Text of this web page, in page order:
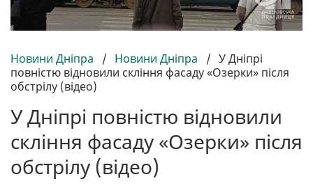
Новини Дніпра / Новини Дніпра / У Дніпрі
повністю відновили скління фасаду «Озерки» після
обстрілу (відео)
У Дніпрі повністю відновили
скління фасаду «Озерки» після
обстрілу (відео)